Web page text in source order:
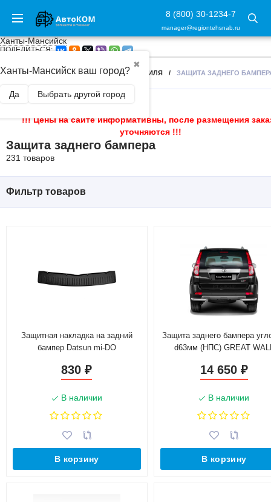
8 (800) 30-1234-7
manager@regiontehsnab.ru
Ханты-Мансийск
✖
Ханты-Мансийск ваш город?
Да Выбрать другой город
ПОДЕЛИТЬСЯ:
ГЛАВНАЯ / ЗАЩИТА ЧАСТЕЙ АВТОМОБИЛЯ / ЗАЩИТА ЗАДНЕГО
!!! Цены на сайте информативны, после размещения
уточняются !!!
Защита заднего бампера
231 товаров
Фильтр товаров
Защитная накладка на задний
бампер Datsun mi-DO
830₽
В наличии
В корзину
Защита заднего бампера
d63мм (НПС) GREAT
14 650 ₽
В наличии
В корзину